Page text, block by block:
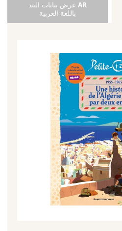
AR عرض بيانات البند
باللغة العربية